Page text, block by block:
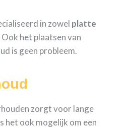
in zowel platte
Ook het plaatsen van
is geen probleem.
zorgt voor lange
het ook mogelijk om een